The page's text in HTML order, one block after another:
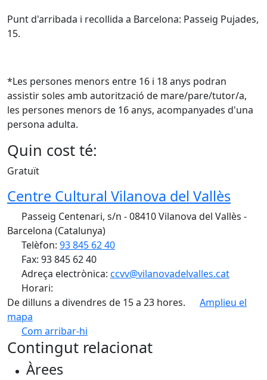
Punt d'arribada i recollida a Barcelona: Passeig Pujades,
15.
*Les persones menors entre 16 i 18 anys podran
assistir soles amb autorització de mare/pare/tutor/a,
les persones menors de 16 anys, acompanyades d'una
persona adulta.
Quin cost té:
Gratuït
Centre Cultural Vilanova del Vallès
Passeig Centenari, s/n - 08410 Vilanova del Vallès -
Barcelona (Catalunya)
Telèfon: 93 845 62 40
Fax: 93 845 62 40
Adreça electrònica: ccvv@vilanovadelvalles.cat
Horari:
De dilluns a divendres de 15 a 23 hores.
Amplieu el
mapa
Com arribar-hi
+
−
Contingut relacionat
Àrees